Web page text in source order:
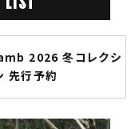
2026 秋冬
行予約